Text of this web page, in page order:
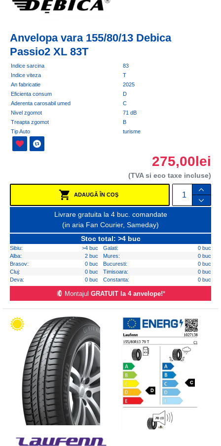
Anvelopa vara 155/80/13 Debica
Passio2 XL 83T
Indice sarcina
83
Indice viteza
T
An fabricatie
2025
Eficienta consum
D
Aderenta carosabil umed
C
Nivel zgomot
71 dB
Treapta zgomot
B
Tip Auto
turisme
275,00lei
(TVA si eco taxe incluse)
ADAUGĂ ÎN COŞ
Livrare gratuita la 4 buc. comandate
(in aria Fan Courier, Sameday)
Stoc total: >4 buc
Sibiu: >4 buc Galati:
0 buc
Alba:
2 buc Mures:
0 buc
Brasov:
0 buc Bucuresti:
0 buc
Cluj:
0 buc Timisoara:
0 buc
Deva:
0 buc Constanta: 0 buc
Montajul GRATUIT la 4 anvelope!*